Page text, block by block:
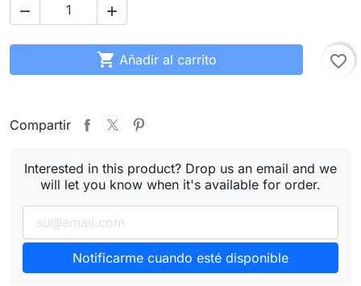
 
 Añadir al carrito favorite_border
Compartir
Interested in this product? Drop us an email and we
will let you know when it's available for order.
Notificarme cuando esté disponible